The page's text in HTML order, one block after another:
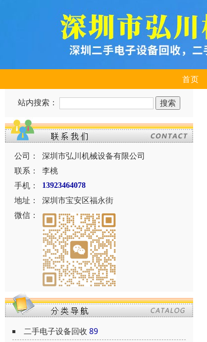
首页
站内搜索：
公司：
深圳市弘川机械设备有限公司
联系：
李桃
手机：
13923464078
地址：
深圳市宝安区福永街
微信：
二手电子设备回收 89